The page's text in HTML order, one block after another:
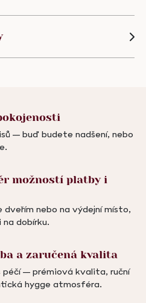
– buď budete nadšení, nebo
možnostíplatby i
dveřím nebo na výdejní místo,
dobírku.
azaručená kvalita
péčí – prémiová kvalita, ruční
hygge atmosféra.